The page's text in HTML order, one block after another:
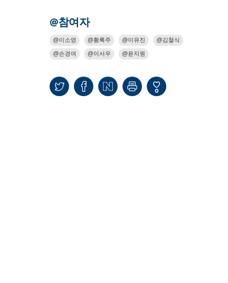
@참여자
이소영 황록주 이유진
김철식
손경여
이서우 윤지원
0